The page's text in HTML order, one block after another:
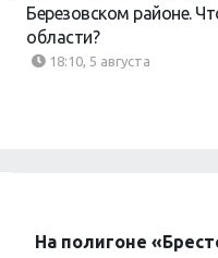
Березовском районе.
области?
18:10, 5 августа
На полигоне